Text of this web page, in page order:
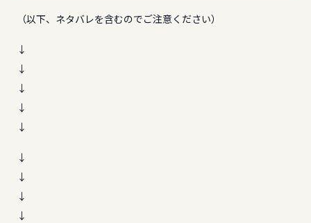
（以下、ネタバレを含むのでご注意ください）
↓
↓
↓
↓
↓
↓
↓
↓
↓